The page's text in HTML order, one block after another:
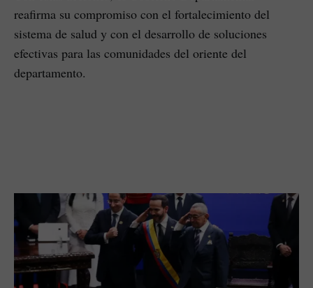
reafirma su compromiso con el fortalecimiento del
sistema de salud y con el desarrollo de soluciones
efectivas para las comunidades del oriente del
departamento.